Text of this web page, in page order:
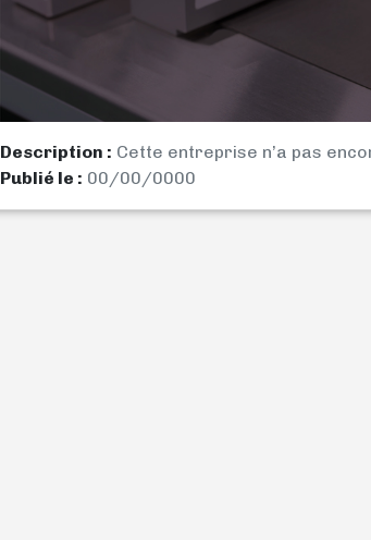
Description : Cette entreprise n’a pas
Publié le : 00/00/0000